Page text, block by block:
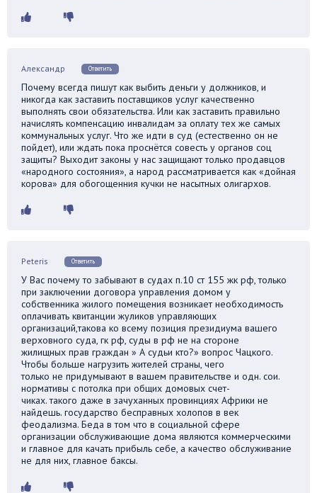
Александр Ответить
Почему всегда пишут как выбить деньги у должников, и
никогда как заставить поставщиков услуг качественно
выполнять свои обязательства. Или как заставить правильно
начислять компенсацию инвалидам за оплату тех же самых
коммунальных услуг. Что же идти в суд (естественно он не
пойдет), или ждать пока проснётся совесть у органов соц
защиты? Выходит законы у нас защищают только продавцов
«народного состояния», а народ рассматривается как «дойная
корова» для обогощенния кучки не насытных олигархов.
Peteris Ответить
У Вас почему то забывают в судах п.10 ст 155 жк рф, только
при заключении договора управления домом у
собственника жилого помещения возникает необходимость
оплачивать квитанции жуликов управляющих
организаций,такова ко всему позиция президиума вашего
верховного суда, гк рф, суды в рф не на стороне
жилищных прав граждан » А судьи кто?» вопрос Чацкого.
Чтобы больше нагрузить жителей страны, чего
только не придумывают в вашем правительстве и одн. сои.
нормативы с потолка при общих домовых счет-
чиках. такого даже в зачуханных провинциях Африки не
найдешь. государство бесправных холопов в век
феодализма. Беда в том что в социальной сфере
организации обслуживающие дома являются коммерческими
и главное для качать прибыль себе, а качество обслуживание
не для них, главное баксы.